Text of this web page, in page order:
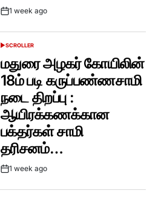
Post1 week ago
POSTED
SCROLLER
மதுரை அழகர் கோயிலின்
18ம் படி கருப்பண்ணசாமி
நடை திறப்பு :
ஆயிரக்கணக்கான
பக்தர்கள் சாமி
தரிசனம்…
Post1 week ago